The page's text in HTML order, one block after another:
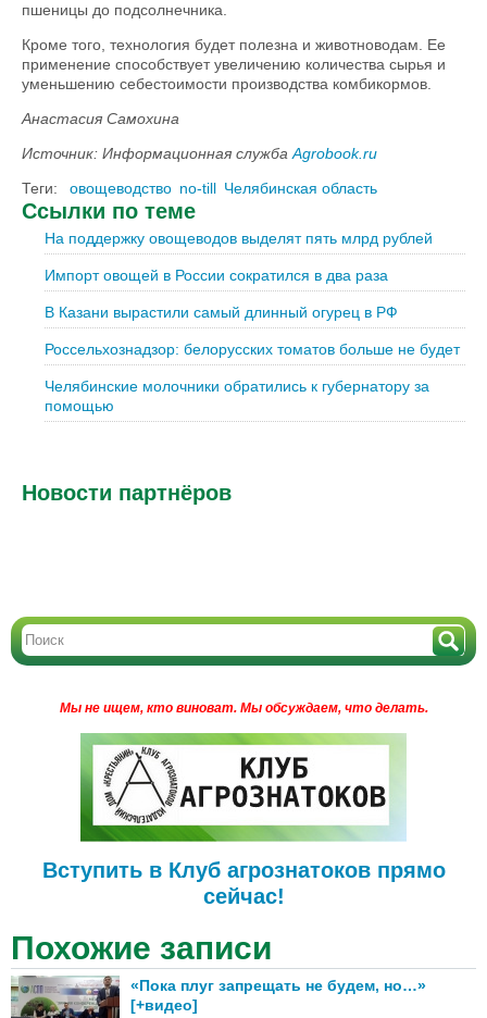
пшеницы до подсолнечника.
Кроме того, технология будет полезна и животноводам. Ее
применение способствует увеличению количества сырья и
уменьшению себестоимости производства комбикормов.
Анастасия Самохина
Источник: Информационная служба Agrobook.ru
Теги:
овощеводство no-till Челябинская область
Ссылки по теме
На поддержку овощеводов выделят пять млрд рублей
Импорт овощей в России сократился в два раза
В Казани вырастили самый длинный огурец в РФ
Россельхознадзор: белорусских томатов больше не будет
Челябинские молочники обратились к губернатору за
помощью
Новости партнёров
Мы не ищем, кто виноват. Мы обсуждаем, что делать.
Вступить в Клуб агрознатоков прямо
сейчас!
Похожие записи
«Пока плуг запрещать не будем, но…»
[+видео]